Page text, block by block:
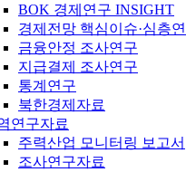
BOK 경제연구 INSIGHT
경제전망 핵심이슈·심층
금융안정 조사연구
지급결제 조사연구
통계연구
북한경제자료
연구자료
주력산업 모니터링 보고서
조사연구자료